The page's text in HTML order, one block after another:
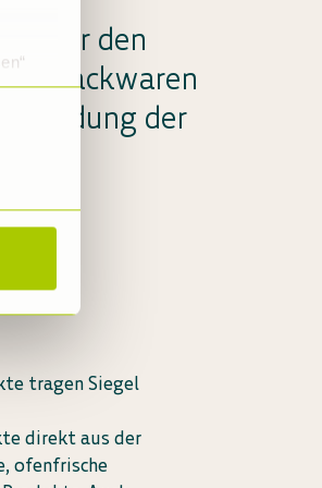
für den
Backwaren
Kleidung der
tragen Siegel
direkt aus der
ofenfrische